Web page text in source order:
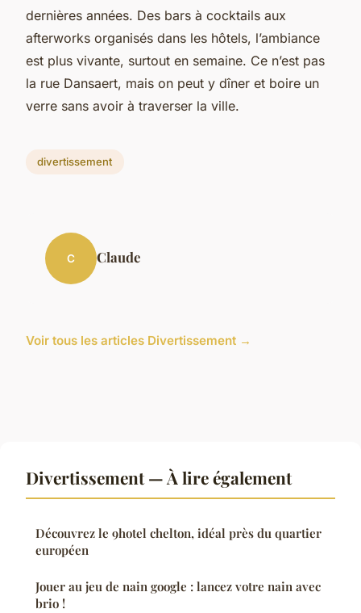
dernières années. Des bars à cocktails aux
afterworks organisés dans les hôtels, l’ambiance
est plus vivante, surtout en semaine. Ce n’est pas
la rue Dansaert, mais on peut y dîner et boire un
verre sans avoir à traverser la ville.
divertissement
C Claude
Voir tous les articles Divertissement →
Divertissement — À lire également
Découvrez le 9hotel chelton, idéal près du quartier
européen
Jouer au jeu de nain google : lancez votre nain avec
brio !